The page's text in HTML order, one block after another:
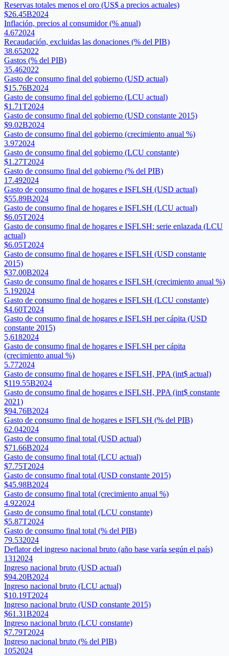
Reservas totales menos el oro (US$ a precios actuales)
$26.45B2024
Inflación, precios al consumidor (% anual)
4.672024
Recaudación, excluidas las donaciones (% del PIB)
38.652022
Gastos (% del PIB)
35.462022
Gasto de consumo final del gobierno (USD actual)
$15.76B2024
Gasto de consumo final del gobierno (LCU actual)
$1.71T2024
Gasto de consumo final del gobierno (USD constante 2015)
$9.02B2024
Gasto de consumo final del gobierno (crecimiento anual %)
3.972024
Gasto de consumo final del gobierno (LCU constante)
$1.27T2024
Gasto de consumo final del gobierno (% del PIB)
17.492024
Gasto de consumo final de hogares e ISFLSH (USD actual)
$55.89B2024
Gasto de consumo final de hogares e ISFLSH (LCU actual)
$6.05T2024
Gasto de consumo final de hogares e ISFLSH: serie enlazada (LCU
actual)
$6.05T2024
Gasto de consumo final de hogares e ISFLSH (USD constante
2015)
$37.00B2024
Gasto de consumo final de hogares e ISFLSH (crecimiento anual %)
5.192024
Gasto de consumo final de hogares e ISFLSH (LCU constante)
$4.60T2024
Gasto de consumo final de hogares e ISFLSH per cápita (USD
constante 2015)
5,6182024
Gasto de consumo final de hogares e ISFLSH per cápita
(crecimiento anual %)
5.772024
Gasto de consumo final de hogares e ISFLSH, PPA (int$ actual)
$119.55B2024
Gasto de consumo final de hogares e ISFLSH, PPA (int$ constante
2021)
$94.76B2024
Gasto de consumo final de hogares e ISFLSH (% del PIB)
62.042024
Gasto de consumo final total (USD actual)
$71.66B2024
Gasto de consumo final total (LCU actual)
$7.75T2024
Gasto de consumo final total (USD constante 2015)
$45.98B2024
Gasto de consumo final total (crecimiento anual %)
4.922024
Gasto de consumo final total (LCU constante)
$5.87T2024
Gasto de consumo final total (% del PIB)
79.532024
Deflator del ingreso nacional bruto (año base varía según el país)
131 2024
Ingreso nacional bruto (USD actual)
$94.20B2024
Ingreso nacional bruto (LCU actual)
$10.19T2024
Ingreso nacional bruto (USD constante 2015)
$61.31B2024
Ingreso nacional bruto (LCU constante)
$7.79T2024
Ingreso nacional bruto (% del PIB)
1052024